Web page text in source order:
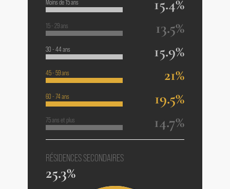
Moins de 15 ans 15.4%
15 - 29 ans 13.5%
30 - 44 ans 15.9%
45 - 59 ans 21%
60 - 74 ans 19.5%
75 ans et plus 14.7%
RÉSIDENCES SECONDAIRES
25.3%